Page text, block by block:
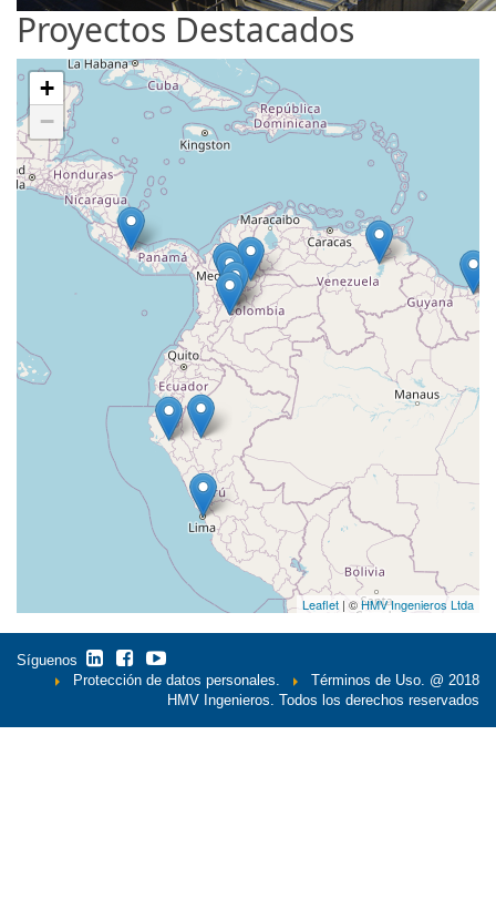
Proyectos Destacados
+
−
Leaflet | ©HMV Ingenieros Ltda
Síguenos
Protección de datos personales.
Términos de Uso.
@ 2018
HMV Ingenieros. Todos los derechos reservados